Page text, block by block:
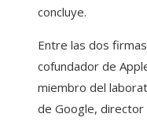
concluye.
Entre las dos
cofundador de
miembro del
de Google, director